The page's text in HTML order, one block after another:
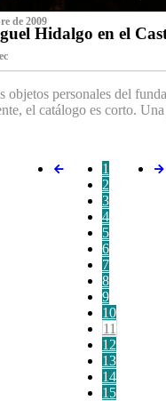
de 2009
Hidalgo en el
objetos personales del
el catálogo es corto.
1
2
3
4
5
6
7
8
9
10
11
12
13
14
15